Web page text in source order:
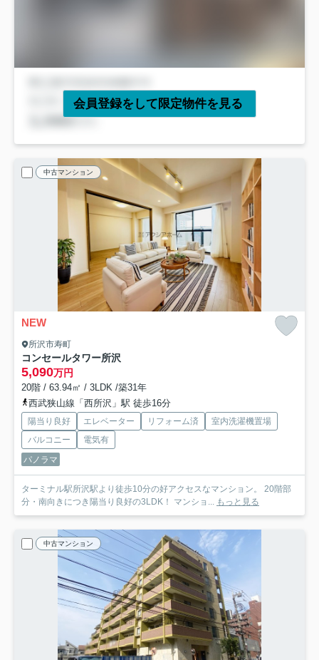
会員登録をして限定物件を見る
中古マンション
NEW
所沢市寿町
コンセールタワー所沢
5,090万円
20階 / 63.94㎡ / 3LDK /築31年
西武狭山線「西所沢」駅 徒歩16分
陽当り良好 エレベーター リフォーム済
室内洗濯機置場
バルコニー
電気有
パノラマ
ターミナル駅所沢駅より徒歩10分の好アクセスなマンション。 20階部
分・南向きにつき陽当り良好の3LDK！ マンショ... もっと見る
中古マンション